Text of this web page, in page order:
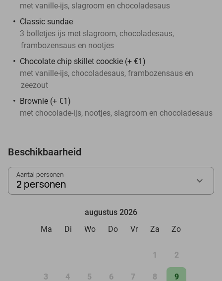
met vanille-ijs, slagroom en chocoladesaus
Classic sundae
3 bolletjes ijs met slagroom, chocoladesaus,
frambozensaus en nootjes
Chocolate chip skillet coockie (+ €1)
met vanille-ijs, chocoladesaus, frambozensaus en
zeezout
Brownie (+ €1)
met chocolade-ijs, nootjes, slagroom en chocoladesaus
Beschikbaarheid
Aantal personen:
2 personen
augustus 2026
Ma
Di Wo Do Vr Za Zo
1 2
3 4 5 6 7 8 9